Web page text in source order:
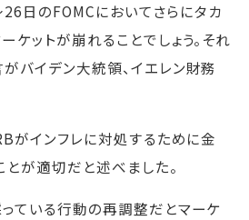
日のFOMCにおいてさらにタカ
ケットが崩れることでしょう。それ
バイデン大統領、イエレン財務
がインフレに対処するために金
が適切だと述べました。
ている行動の再調整だとマーケ